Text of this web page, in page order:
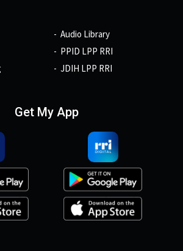
Audio Library
PPID LPP RRI
JDIH LPP RRI
Get My App